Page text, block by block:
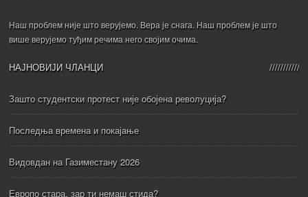
Наш проблем није што верујемо. Вера је снага. Наш проблем је што
више верујемо туђим речима него својим очима.
НАЈНОВИЈИ ЧЛАНЦИ
Зашто студентски протест није обојена револуција?
Последња времена и покајање
Видовдан на Газиместану 2026
Европо стара, зар ти немаш стида?